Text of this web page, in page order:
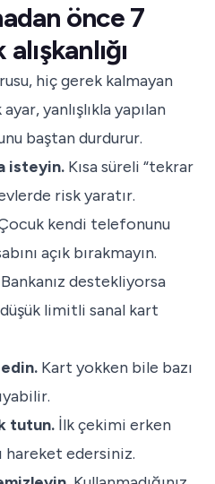
önce 7
hiç gerek kalmayan
yanlışlıkla yapılan
baştan durdurur.
isteyin. Kısa süreli “tekrar
risk yaratır.
kendi telefonunu
açık bırakmayın.
Bankanız destekliyorsa
limitli sanal kart
Kart yokken bile bazı
tutun. İlk çekimi erken
hareket edersiniz.